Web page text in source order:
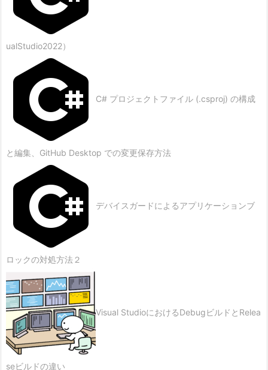
ualStudio2022）
C# プロジェクトファイル (.csproj) の構成
と編集、GitHub Desktop での変更保存方法
デバイスガードによるアプリケーションブ
ロックの対処方法２
Visual StudioにおけるDebugビルドとRelea
seビルドの違い